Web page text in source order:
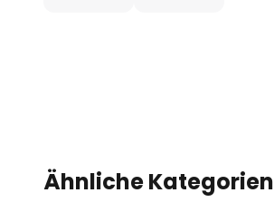
Ähnliche Kategorien